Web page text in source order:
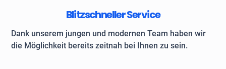
Blitzschneller Service
Dank unserem jungen und modernen Team haben wir
die Möglichkeit bereits zeitnah bei Ihnen zu sein.